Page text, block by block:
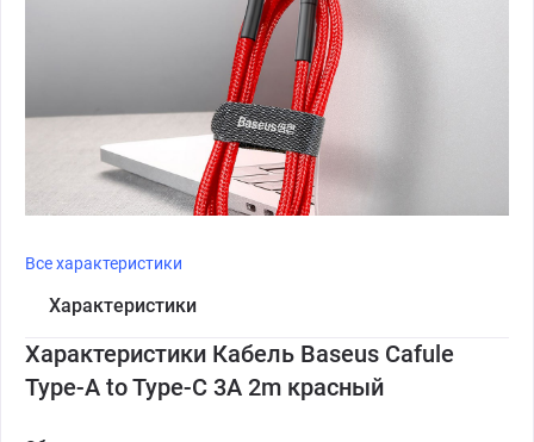
Все характеристики
Характеристики
Характеристики Кабель Baseus Cafule
Type-A to Type-C 3A 2m красный